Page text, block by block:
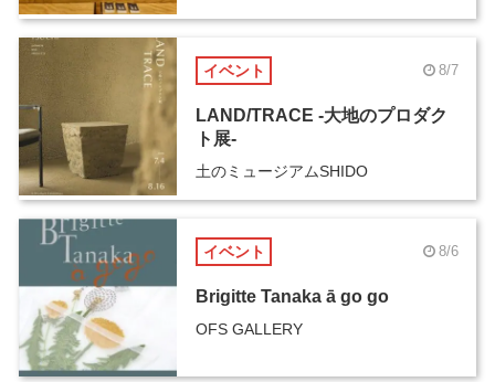
イベント 8/7
LAND/TRACE -大地のプロダク
ト展-
土のミュージアムSHIDO
イベント 8/6
Brigitte Tanaka ā go go
OFS GALLERY